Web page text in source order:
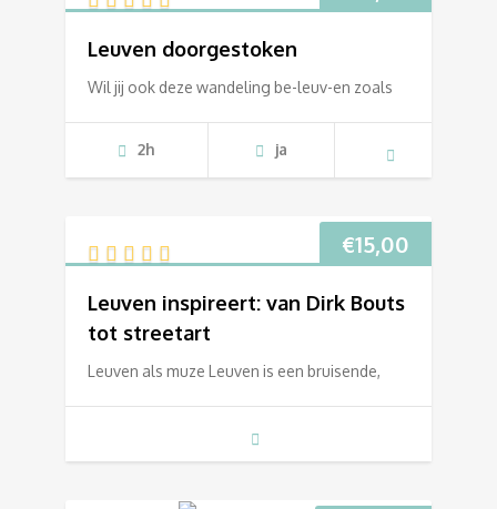
Leuven doorgestoken
Wil jij ook deze wandeling be-leuv-en zoals
2h ja
€15,00
Leuven inspireert: van Dirk Bouts
tot streetart
Leuven als muze Leuven is een bruisende,